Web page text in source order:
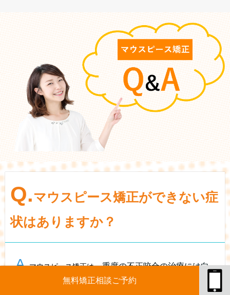
無料矯正相談ご予約
Q.マウスピース矯正ができない症
状はありますか？
A.マウスピース矯正は、重度の不正咬合の治療には向
いておりません。これはインビザラインに限らずマウ